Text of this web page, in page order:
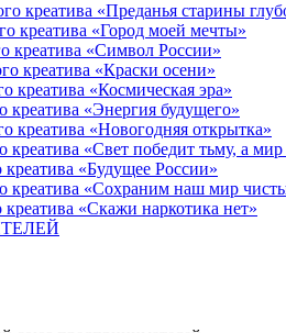
креатива «Преданья старины
креатива «Город моей мечты»
креатива «Символ России»
креатива «Краски осени»
креатива «Космическая эра»
креатива «Энергия будущего»
креатива «Новогодняя открытка»
креатива «Свет победит тьму, а
креатива «Будущее России»
креатива «Сохраним наш мир
креатива «Скажи наркотика нет»